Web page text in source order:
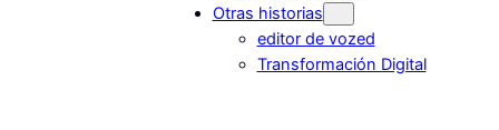
Otras historias
editor de vozed
Transformación Digital